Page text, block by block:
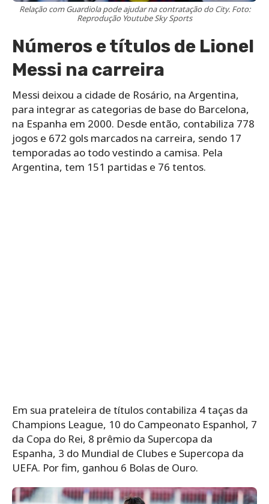
Relação com Guardiola pode ajudar na contratação do City. Foto:
Reprodução Youtube Sky Sports
Números e títulos de Lionel
Messi na carreira
Messi deixou a cidade de Rosário, na Argentina,
para integrar as categorias de base do Barcelona,
na Espanha em 2000. Desde então, contabiliza 778
jogos e 672 gols marcados na carreira, sendo 17
temporadas ao todo vestindo a camisa. Pela
Argentina, tem 151 partidas e 76 tentos.
Em sua prateleira de títulos contabiliza 4 taças da
Champions League, 10 do Campeonato Espanhol, 7
da Copa do Rei, 8 prêmio da Supercopa da
Espanha, 3 do Mundial de Clubes e Supercopa da
UEFA. Por fim, ganhou 6 Bolas de Ouro.